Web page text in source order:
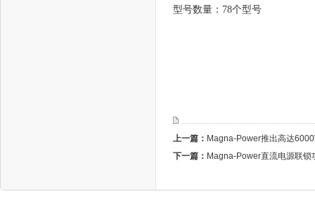
型号数量：78个型号
上一篇： Magna-Power推出高达
下一篇： Magna-Power直流电源联